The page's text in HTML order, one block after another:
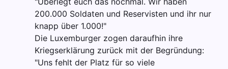
200.000 Soldaten und Reservisten und ihr nur
knapp über 1.000!"
Die Luxemburger zogen daraufhin ihre
Kriegserklärung zurück mit der Begründung:
"Uns fehlt der Platz für so viele